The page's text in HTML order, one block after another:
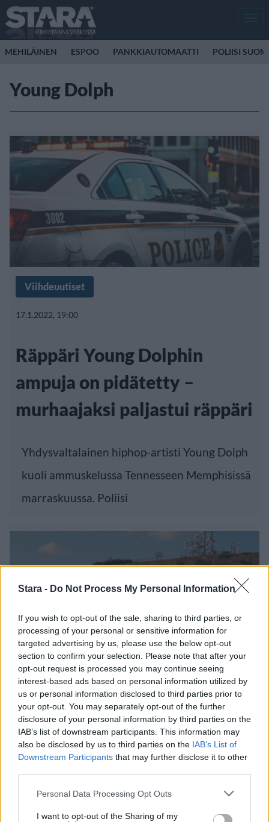
Stara - Do Not Process My Personal Information
If you wish to opt-out of the sale, sharing to third parties, or
processing of your personal or sensitive information for
targeted advertising by us, please use the below opt-out
section to confirm your selection. Please note that after your
opt-out request is processed you may continue seeing
interest-based ads based on personal information utilized by
us or personal information disclosed to third parties prior to
your opt-out. You may separately opt-out of the further
disclosure of your personal information by third parties on the
IAB’s list of downstream participants. This information may
also be disclosed by us to third parties on the IAB’s List of
Downstream Participants that may further disclose it to other
Personal Data Processing Opt Outs
I want to opt-out of the Sharing of my
MEHILÄINEN ESPOO PANKKIAUTOMAATTI POLIISI
Young Dolph
Viihdeuutiset
17.1.2022, 19:00
Räppäri Young Dolphin
ampuja on pidätetty –
murhaajaksi paljastui räppäri
Yhdysvaltalainen hiphop-artisti Young Dolph
kuoli ammuskelussa Tennesseen Memphisissä
marraskuussa. Poliisi
Viihdeuutiset
27.9.2017, 15:30
Räppäriä ammuttu useita
kertoja Los Angelesissa!